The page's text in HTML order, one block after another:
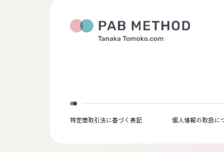
特定商取引法に基づく表記 個人情報の取扱に